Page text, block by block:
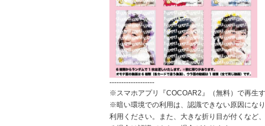
-------------------
※スマホアプリ『COCOAR2』（無料）で再生
※暗い環境での利用は、認識できない原因にな
利用ください。また、大きな折り目が付くなど